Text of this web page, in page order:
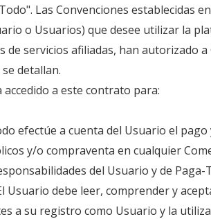
Las Convenciones establecidas
o Usuarios) que desee utilizar la
de servicios afiliadas, han autorizado
detallan.
accedido a este contrato para:
efectúe a cuenta del Usuario el
y/o compraventa en cualquier
del Usuario y de
Usuario debe leer, comprender y
a su registro como Usuario y la